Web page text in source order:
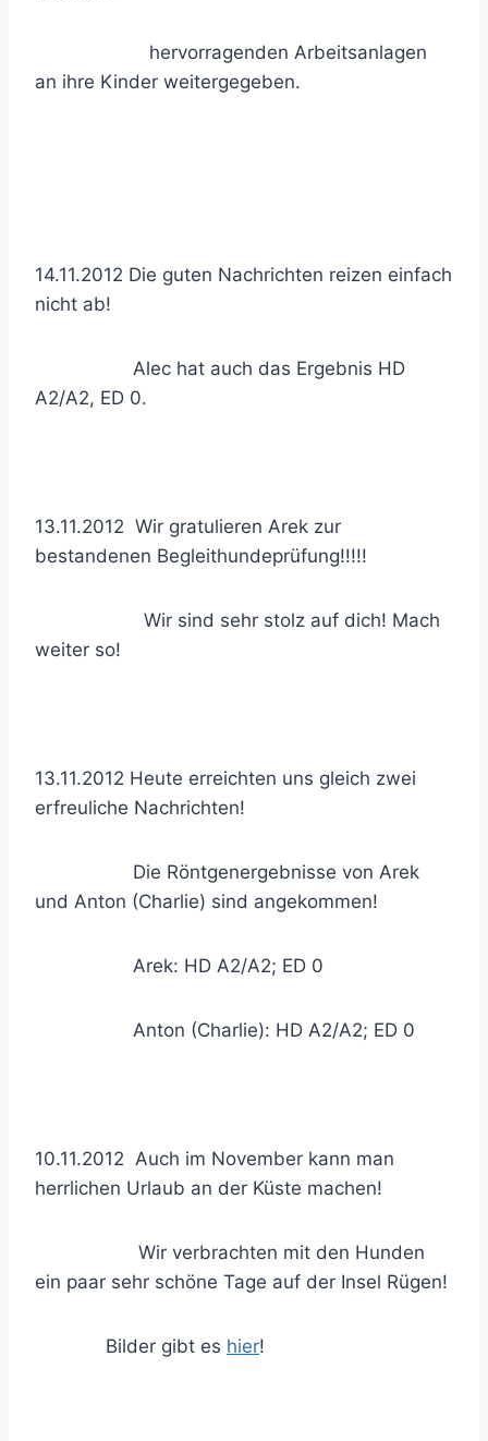
hervorragenden Arbeitsanlagen
an ihre Kinder weitergegeben.
14.11.2012 Die guten Nachrichten reizen einfach
nicht ab!
Alec hat auch das Ergebnis HD
A2/A2, ED 0.
13.11.2012 Wir gratulieren Arek zur
bestandenen Begleithundeprüfung!!!!!
Wir sind sehr stolz auf dich! Mach
weiter so!
13.11.2012 Heute erreichten uns gleich zwei
erfreuliche Nachrichten!
Die Röntgenergebnisse von Arek
und Anton (Charlie) sind angekommen!
Arek: HD A2/A2; ED 0
Anton (Charlie): HD A2/A2; ED 0
10.11.2012 Auch im November kann man
herrlichen Urlaub an der Küste machen!
Wir verbrachten mit den Hunden
ein paar sehr schöne Tage auf der Insel Rügen!
Bilder gibt es hier!